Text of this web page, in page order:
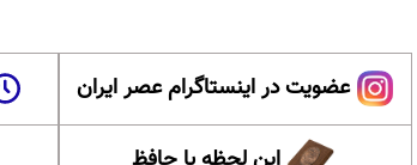
عضویت در اینستاگرام عصر ایران